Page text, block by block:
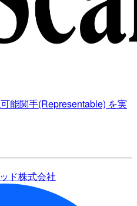
能関手(Representable) を実
ド株式会社